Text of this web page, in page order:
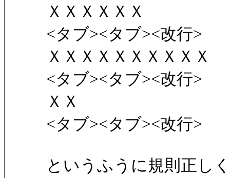
ＸＸＸＸＸＸ
<タブ><タブ><改行>
ＸＸＸＸＸＸＸＸＸＸ
<タブ><タブ><改行>
ＸＸ
<タブ><タブ><改行>
というふうに規則正し